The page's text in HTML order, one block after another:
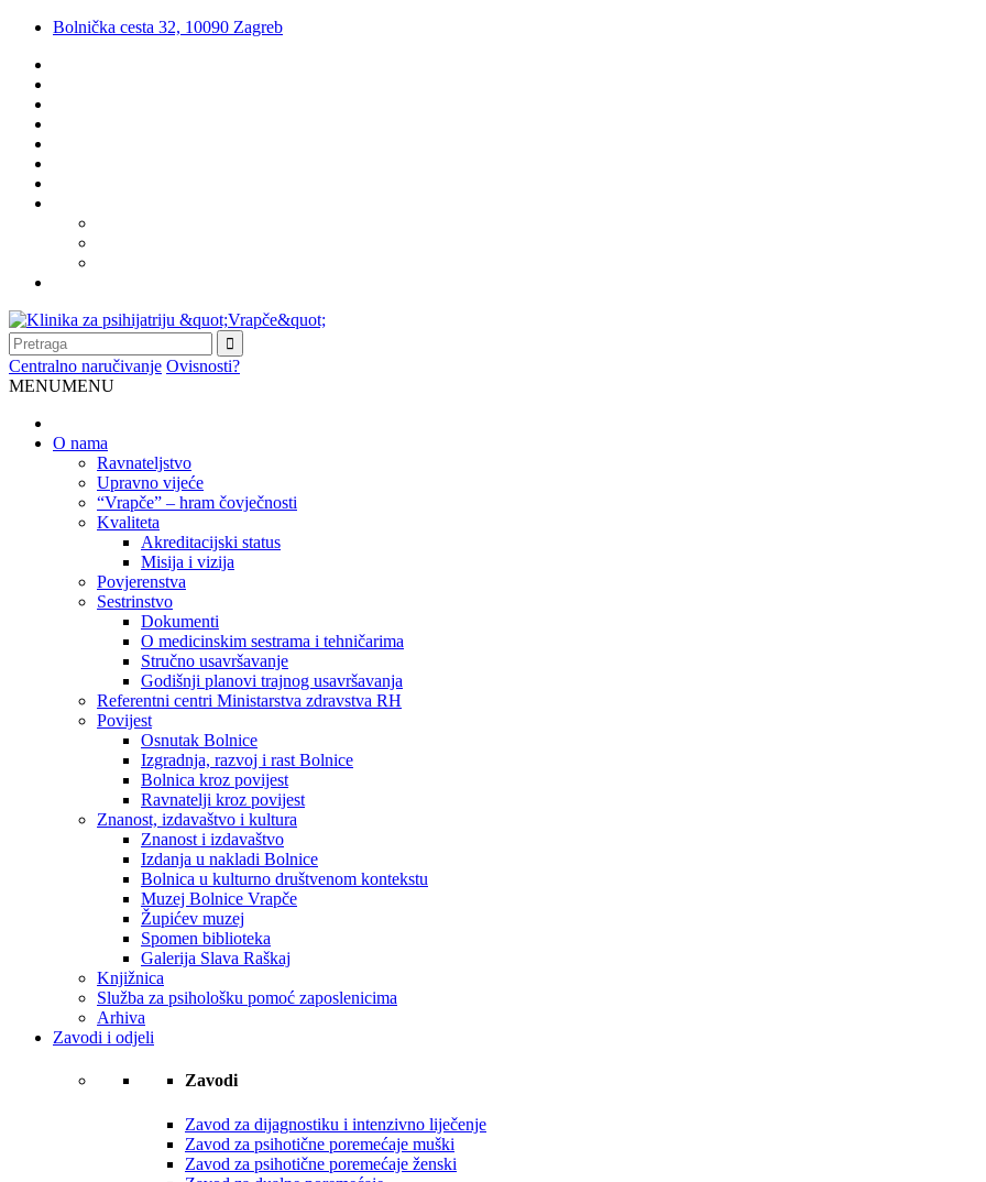
Bolnička cesta 32, 10090 Zagreb
Centralno naručivanje Ovisnosti?
MENUMENU
O nama
Ravnateljstvo
Upravno vijeće
“Vrapče” – hram čovječnosti
Kvaliteta
Akreditacijski status
Misija i vizija
Povjerenstva
Sestrinstvo
Dokumenti
O medicinskim sestrama i tehničarima
Stručno usavršavanje
Godišnji planovi trajnog usavršavanja
Referentni centri Ministarstva zdravstva RH
Povijest
Osnutak Bolnice
Izgradnja, razvoj i rast Bolnice
Bolnica kroz povijest
Ravnatelji kroz povijest
Znanost, izdavaštvo i kultura
Znanost i izdavaštvo
Izdanja u nakladi Bolnice
Bolnica u kulturno društvenom kontekstu
Muzej Bolnice Vrapče
Župićev muzej
Spomen biblioteka
Galerija Slava Raškaj
Knjižnica
Služba za psihološku pomoć zaposlenicima
Arhiva
Zavodi i odjeli
Zavodi
Zavod za dijagnostiku i intenzivno liječenje
Zavod za psihotične poremećaje muški
Zavod za psihotične poremećaje ženski